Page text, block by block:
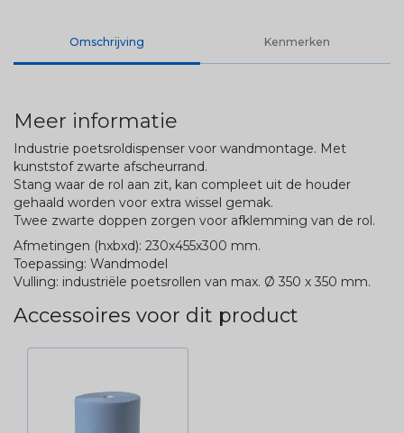
Omschrijving Kenmerken
Meer informatie
Industrie poetsroldispenser voor wandmontage. Met
kunststof zwarte afscheurrand.
Stang waar de rol aan zit, kan compleet uit de houder
gehaald worden voor extra wissel gemak.
Twee zwarte doppen zorgen voor afklemming van de rol.
Afmetingen (hxbxd): 230x455x300 mm.
Toepassing: Wandmodel
Vulling: industriële poetsrollen van max. Ø 350 x 350 mm.
Accessoires voor dit product